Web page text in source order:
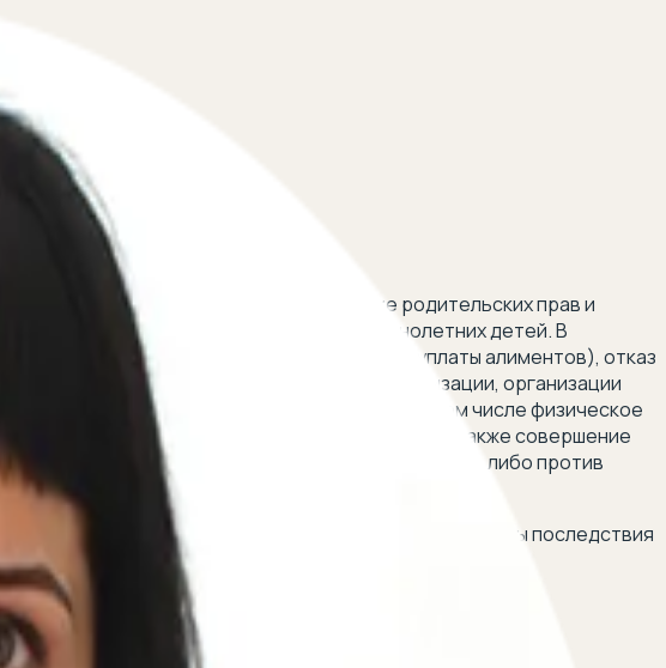
69-70 СК РФ
за ненадлежащее осуществление родительских прав и
права и интересы несовершеннолетних детей. В
(в том числе злостное уклонение от уплаты алиментов), отказ
организации, образовательной организации, организации
правами, жестокое обращение с детьми (в том числе физическое
матери от алкоголя или наркотиков, а также совершение
(в том числе не являющегося родителем детей), либо против
Кто может обращаться с заявлением? Каковы последствия
правах?